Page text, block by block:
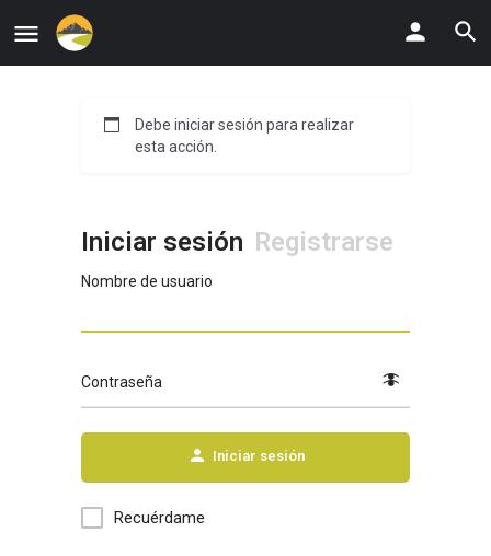
Debe iniciar sesión para realizar
esta acción.
Iniciar sesión Registrarse
Nombre de usuario
Contraseña
Iniciar sesión
Recuérdame